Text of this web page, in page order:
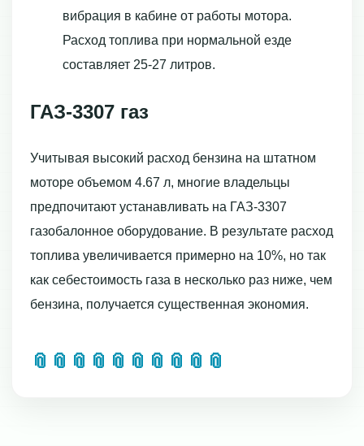
вибрация в кабине от работы мотора.
Расход топлива при нормальной езде
составляет 25-27 литров.
ГАЗ-3307 газ
Учитывая высокий расход бензина на штатном
моторе объемом 4.67 л, многие владельцы
предпочитают устанавливать на ГАЗ-3307
газобалонное оборудование. В результате расход
топлива увеличивается примерно на 10%, но так
как себестоимость газа в несколько раз ниже, чем
бензина, получается существенная экономия.
📎 📎 📎 📎 📎 📎 📎 📎 📎 📎